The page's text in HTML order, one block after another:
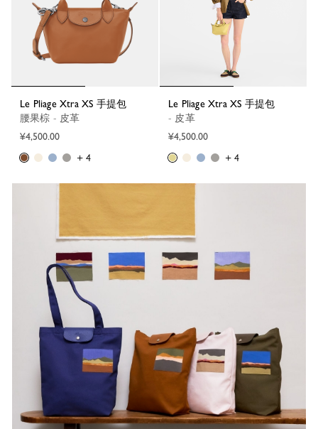
Le Pliage Xtra XS 手提包
腰果棕 - 皮革
¥4,500.00
+ 4
Le Pliage Xtra XS 手提包
- 皮革
¥4,500.00
+ 4